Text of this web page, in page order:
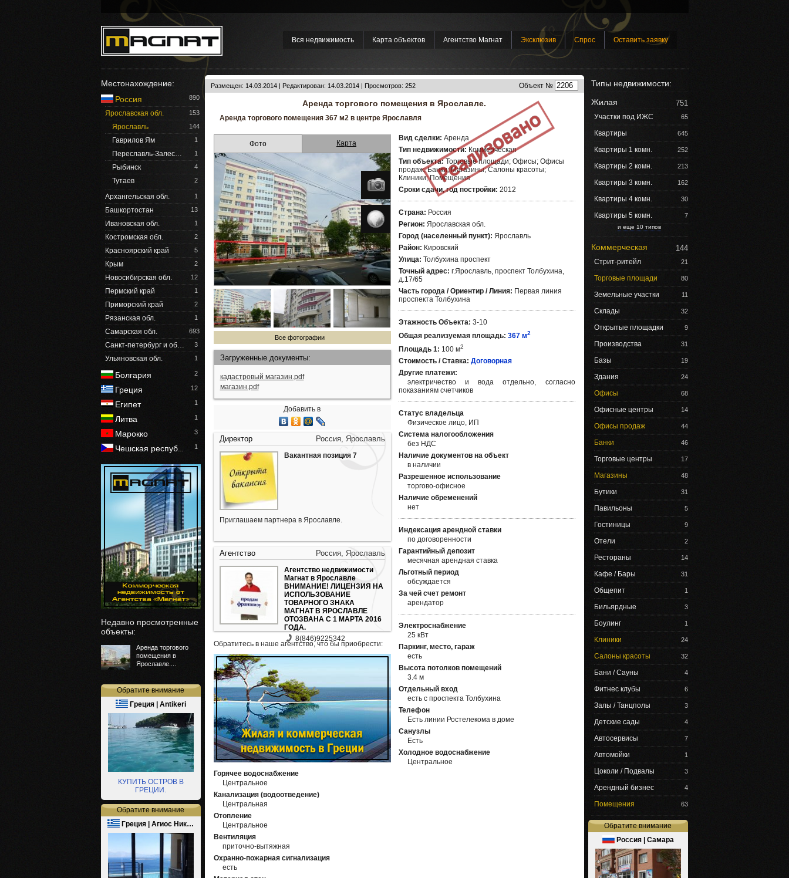
Вся недвижимость Карта объектов Агентство Магнат Эксклюзив Спрос Оставить заявку
Местонахождение:
Россия
890
Ярославская обл. 153
Ярославль 144
Гаврилов Ям 1
Переславль-Залес… 1
Рыбинск 4
Тутаев 2
Архангельская обл. 1
Башкортостан 13
Ивановская обл. 1
Костромская обл. 2
Красноярский край 5
Крым 2
Новосибирская обл. 12
Пермский край 1
Приморский край 2
Рязанская обл. 1
Самарская обл. 693
Санкт-петербург и об… 3
Ульяновская обл. 1
Болгария 2
Греция 12
Египет 1
Литва 1
Марокко 3
Чешская респуб… 1
Недавно просмотренные
объекты:
Аренда торгового
помещения в
Ярославле....
Обратите внимание
Греция | Antikeri
КУПИТЬ ОСТРОВ В
ГРЕЦИИ.
Обратите внимание
Греция | Агиос Ник…
Размещен: 14.03.2014 | Редактирован: 14.03.2014 | Просмотров: 252 Объект №
Аренда торгового помещения в Ярославле.
Аренда торгового помещения 367 м2 в центре Ярославля
Фото Карта
Все фотографии
Загруженные документы:
кадастровый магазин.pdf
магазин.pdf
Добавить в
Директор Россия, Ярославль
Вакантная позиция 7
Приглашаем партнера в Ярославле.
Агентство Россия, Ярославль
Агентство недвижимости
Магнат в Ярославле
ВНИМАНИЕ! ЛИЦЕНЗИЯ НА
ИСПОЛЬЗОВАНИЕ
ТОВАРНОГО ЗНАКА
МАГНАТ В ЯРОСЛАВЛЕ
ОТОЗВАНА С 1 МАРТА 2016
ГОДА.
8(846)9225342
Обратитесь в наше агентство, что бы приобрести:
Вид сделки: Аренда
Тип недвижимости: Коммерческая
Тип объекта:Торговые площади; Офисы; Офисы
продаж; Банки; Магазины; Салоны красоты;
Клиники; Помещения
Сроки сдачи, год постройки: 2012
Страна: Россия
Регион: Ярославская обл.
Город (населенный пункт): Ярославль
Район: Кировский
Улица: Толбухина проспект
Точный адрес: г.Ярославль, проспект Толбухина,
д.17/65
Часть города / Ориентир / Линия: Первая линия
проспекта Толбухина
Этажность Объекта: 3-10
Общая реализуемая площадь: 367 м2
Площадь 1: 100 м2
Стоимость / Ставка: Договорная
Другие платежи:
электричество и вода отдельно, согласно
показаниям счетчиков
Статус владельца
Физическое лицо, ИП
Система налогообложения
без НДС
Наличие документов на объект
в наличии
Разрешенное использование
торгово-офисное
Наличие обременений
нет
Индексация арендной ставки
по договоренности
Гарантийный депозит
месячная арендная ставка
Льготный период
обсуждается
За чей счет ремонт
арендатор
Электроснабжение
25 кВт
Паркинг, место, гараж
есть
Высота потолков помещений
3.4 м
Отдельный вход
есть с проспекта Толбухина
Телефон
Есть линии Ростелекома в доме
Санузлы
Есть
Холодное водоснабжение
Центральное
Горячее водоснабжение
Центральное
Канализация (водоотведение)
Центральная
Отопление
Центральное
Вентиляция
приточно-вытяжная
Охранно-пожарная сигнализация
есть
Типы недвижимости:
751
Жилая
65
Участки под ИЖС
645
Квартиры
252
Квартиры 1 комн.
213
Квартиры 2 комн.
162
Квартиры 3 комн.
30
Квартиры 4 комн.
7
Квартиры 5 комн.
и еще 10 типов
144
Коммерческая
21
Стрит-ритейл
80
Торговые площади
11
Земельные участки
32
Склады
9
Открытые площадки
31
Производства
19
Базы
24
Здания
68
Офисы
14
Офисные центры
44
Офисы продаж
46
Банки
17
Торговые центры
48
Магазины
31
Бутики
5
Павильоны
9
Гостиницы
2
Отели
14
Рестораны
31
Кафе / Бары
1
Общепит
3
Бильярдные
1
Боулинг
24
Клиники
32
Салоны красоты
4
Бани / Сауны
6
Фитнес клубы
3
Залы / Танцполы
4
Детские сады
7
Автосервисы
1
Автомойки
3
Цоколи / Подвалы
4
Арендный бизнес
63
Помещения
Обратите внимание
Россия | Самара